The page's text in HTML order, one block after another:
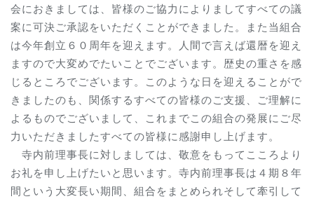
会におきましては、皆様のご協力によりましてすべての議
案に可決ご承認をいただくことができました。また当組合
は今年創立６０周年を迎えます。人間で言えば還暦を迎え
ますので大変めでたいことでございます。歴史の重さを感
じるところでございます。このような日を迎えることがで
きましたのも、関係するすべての皆様のご支援、ご理解に
よるものでございまして、これまでこの組合の発展にご尽
力いただきましたすべての皆様に感謝申し上げます。
寺内前理事長に対しましては、敬意をもってこころより
お礼を申し上げたいと思います。寺内前理事長は４期８年
間という大変長い期間、組合をまとめられそして牽引して